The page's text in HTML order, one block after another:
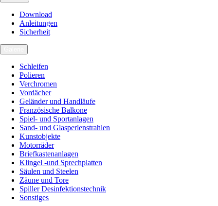
Download
Anleitungen
Sicherheit
Schleifen
Polieren
Verchromen
Vordächer
Geländer und Handläufe
Französische Balkone
Spiel- und Sportanlagen
Sand- und Glasperlenstrahlen
Kunstobjekte
Motorräder
Briefkastenanlagen
Klingel -und Sprechplatten
Säulen und Steelen
Zäune und Tore
Spiller Desinfektionstechnik
Sonstiges